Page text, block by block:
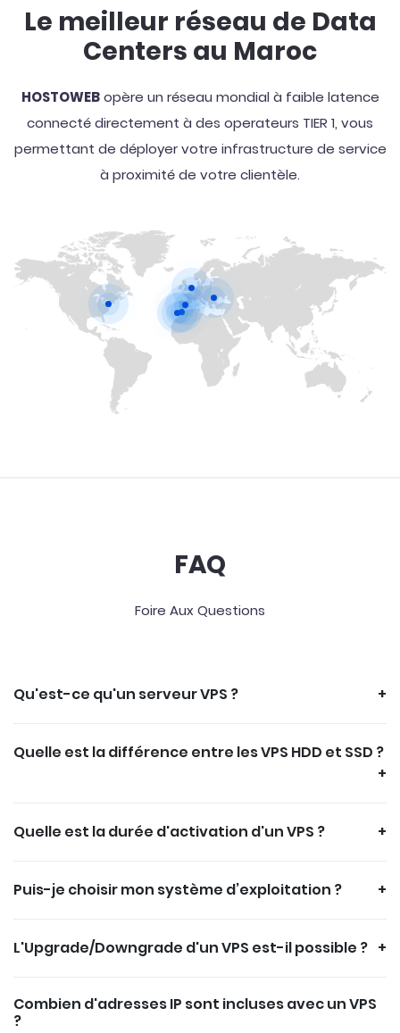
Le meilleur réseau de Data
Centers au Maroc
HOSTOWEBopère un réseau mondial à faible latence
connecté directement à des operateurs TIER 1, vous
permettant de déployer votre infrastructure de service
à proximité de votre clientèle.
FAQ
Foire Aux Questions
Qu'est-ce qu'un serveur VPS ?
Quelle est la différence entre les VPS HDD et SSD ?
Quelle est la durée d'activation d'un VPS ?
Puis-je choisir mon système d’exploitation ?
L'Upgrade/Downgrade d'un VPS est-il possible ?
Combien d'adresses IP sont incluses avec un VPS
?